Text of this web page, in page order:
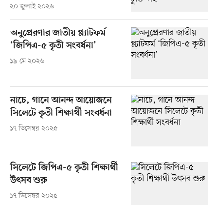
২০ জুলাই ২০২৬
অনুপ্রেরণার জাতীয় প্ল্যাটফর্ম
‘জিপিএ-৫ কৃতী সংবর্ধনা’
১৯ মে ২০২৬
নাচে, গানে আনন্দ আয়োজনে
সিলেটে কৃতী শিক্ষার্থী সংবর্ধনা
১৭ ডিসেম্বর ২০২৫
সিলেটে জিপিএ-৫ কৃতী শিক্ষার্থী
উৎসব শুরু
১৭ ডিসেম্বর ২০২৫